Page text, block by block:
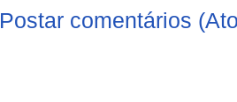
Postar comentários